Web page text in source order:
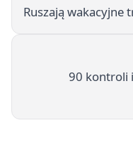
Ruszają wakacyjne
90 kontroli